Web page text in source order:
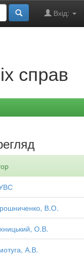
Вхід:
справ
В.О.
О.В.
А.В.